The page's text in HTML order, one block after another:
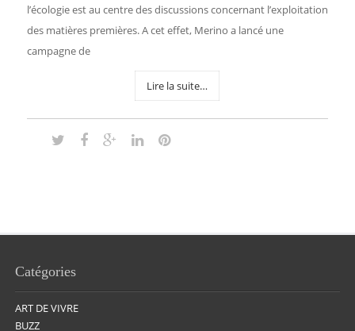
l’écologie est au centre des discussions concernant l’exploitation
des matières premières. A cet effet, Merino a lancé une
campagne de
Lire la suite…
Catégories
ART DE VIVRE
BUZZ